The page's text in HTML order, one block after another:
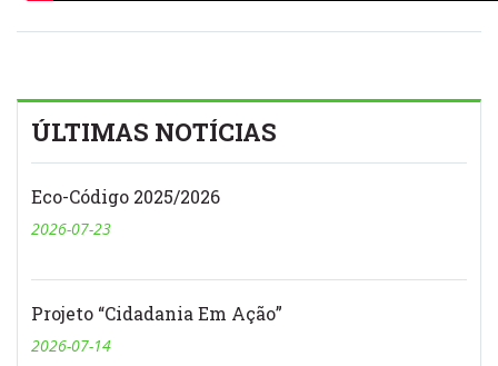
ÚLTIMAS NOTÍCIAS
Eco-Código 2025/2026
2026-07-23
Projeto “Cidadania Em Ação”
2026-07-14